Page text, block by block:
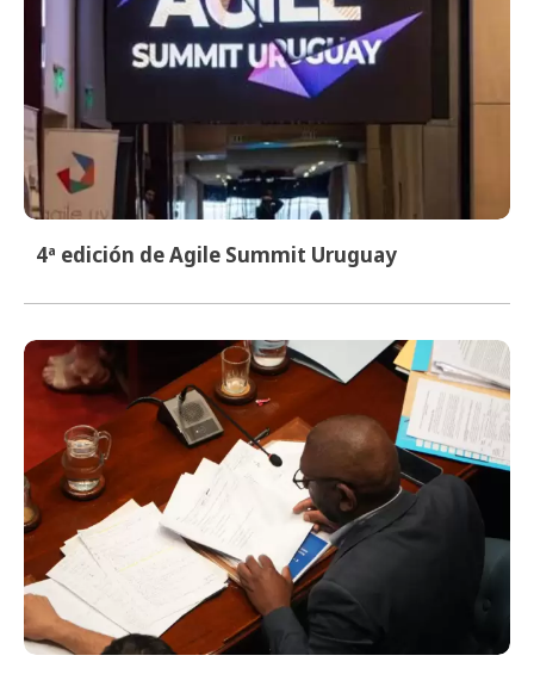
4ª edición de Agile Summit Uruguay